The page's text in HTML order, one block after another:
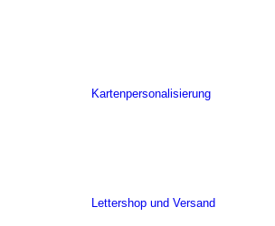
Kartenpersonalisierung
Lettershop und Versand